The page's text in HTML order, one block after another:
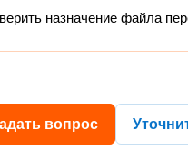
назначение файла
вопрос